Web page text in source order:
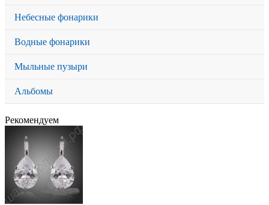
Небесные фонарики
Водные фонарики
Мыльные пузыри
Альбомы
Рекомендуем